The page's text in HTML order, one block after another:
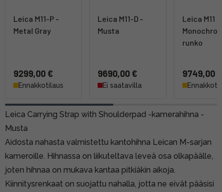
Leica M11-P -
Metal Gray
9299,00 €
Ennakkotilaus
Leica M11-D -
Musta
9690,00 €
Ei saatavilla
Leica M11
runko
9749,00 €
Leica Carrying Strap with Shoulderpad -kamerahihna -
Musta
Aidosta nahasta valmistettu kantohihna Leican M-sarjan
kameroille. Hihnassa on liikuteltava leveä osa olkapäälle,
joten hihnaa on mukava kantaa pitkiäkin aikoja.
Kiinnitysrenkaat on suojattu nahalla, jotta ne eivät pääsisi